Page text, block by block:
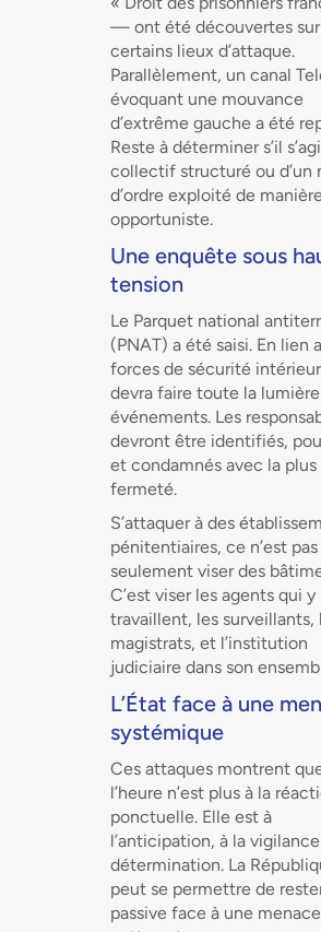
— ont été découvertes sur
certains lieux d’attaque.
Parallèlement, un canal
évoquant une mouvance
d’extrême gauche a été
Reste à déterminer s’il
collectif structuré ou d’un
d’ordre exploité de
opportuniste.
Une enquête sous
tension
Le Parquet national
(PNAT) a été saisi. En lien
forces de sécurité
devra faire toute la
événements. Les
devront être identifiés,
et condamnés avec la plus
fermeté.
S’attaquer à des
pénitentiaires, ce n’est pas
seulement viser des
C’est viser les agents qui y
travaillent, les surveillants,
magistrats, et l’institution
judiciaire dans son
L’État face à une
systémique
Ces attaques montrent
l’heure n’est plus à la
ponctuelle. Elle est à
l’anticipation, à la
détermination. La
peut se permettre de
passive face à une